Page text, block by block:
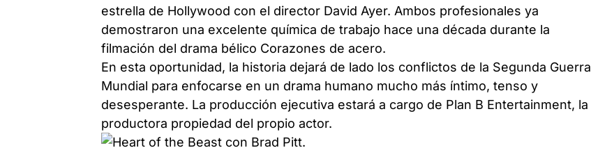
estrella de Hollywood con el director David Ayer. Ambos profesionales ya
demostraron una excelente química de trabajo hace una década durante la
filmación del drama bélico Corazones de acero.
En esta oportunidad, la historia dejará de lado los conflictos de la Segunda Guerra
Mundial para enfocarse en un drama humano mucho más íntimo, tenso y
desesperante. La producción ejecutiva estará a cargo de Plan B Entertainment, la
productora propiedad del propio actor.